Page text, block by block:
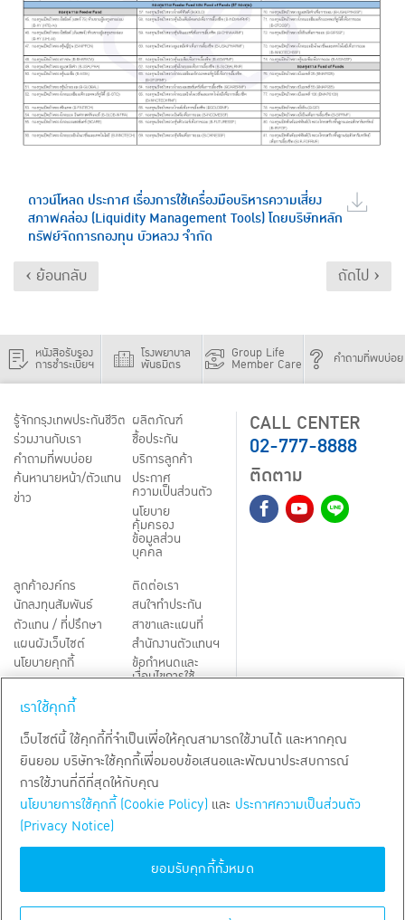
​ดาวน์โหลด ประกาศ เรื่องการใช้เครื่องมือบริหารความเสี่ยง
สภาพคล่อง (Liquidity Management Tools) โดยบริษัทหลัก
ทรัพย์จัดการกองทุน บัวหลวง จำกัด
‹ ย้อนกลับ ถัดไป ›
หนังสือรับรอง
การชำระเบี้ยฯ
โรงพยาบาล
พันธมิตร
Group Life
Member Care คำถามที่พบบ่อย
รู้จักกรุงเทพประกันชีวิต
ร่วมงานกับเรา
คำถามที่พบบ่อย
ค้นหานายหน้า/ตัวแทน
ข่าว
ผลิตภัณฑ์
ชื้อประกัน
บริการลูกค้า
ประกาศ
ความเป็นส่วนตัว
นโยบาย
คุ้มครอง
ข้อมูลส่วน
บุคคล
ลูกค้าองค์กร
นักลงทุนสัมพันธ์
ตัวแทน / ที่ปรึกษา
แผนผังเว็บไซต์
นโยบายคุกกี้
Third-Party Notices
ติดต่อเรา
สนใจทำประกัน
สาขาและแผนที่
สำนักงานตัวแทนฯ
ข้อกำหนดและ
เงื่อนไขการใช้
CALL CENTER
02-777-8888
ติดตาม
TH EN
สงวนลิขสิทธิ์ พ.ศ.2569
เราใช้คุกกี้
เว็บไซต์นี้ ใช้คุกกี้ที่จำเป็นเพื่อให้คุณสามารถใช้งานได้ และหากคุณ
ยินยอม บริษัทจะใช้คุกกี้เพื่อมอบข้อเสนอและพัฒนาประสบการณ์
การใช้งานที่ดีที่สุดให้กับคุณ
นโยบายการใช้คุกกี้ (Cookie Policy) และ ประกาศความเป็นส่วนตัว
(Privacy Notice)
ยอมรับคุกกี้ทั้งหมด